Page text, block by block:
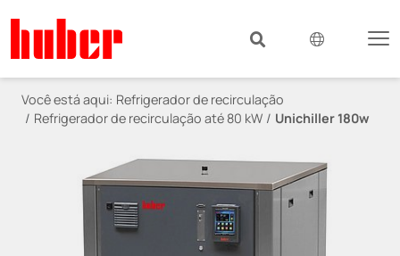
Você está aqui: Refrigerador de recirculação
Refrigerador de recirculação até 80 kW
Unichiller 180w